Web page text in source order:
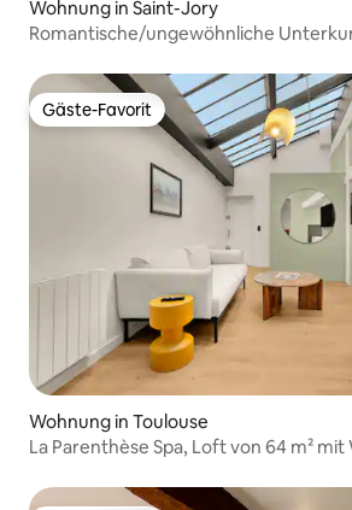
Wohnung in Saint-Jory
Romantische/ungewöhnliche
Gäste-Favorit
Gäste-Favorit
Wohnung in Toulouse
La Parenthèse Spa, Loft von 64 m² mit